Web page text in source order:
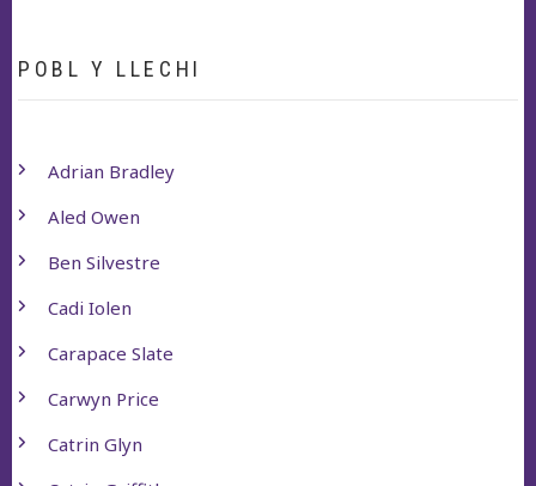
POBL Y LLECHI
Adrian Bradley
Aled Owen
Ben Silvestre
Cadi Iolen
Carapace Slate
Carwyn Price
Catrin Glyn